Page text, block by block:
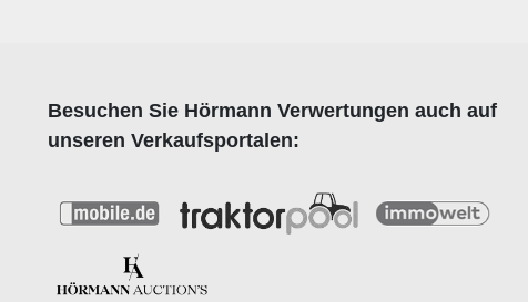
Besuchen Sie Hörmann Verwertungen auch auf
unseren Verkaufsportalen: